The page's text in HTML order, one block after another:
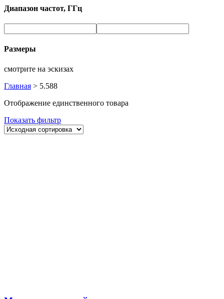
Диапазон частот, ГГц
Размеры
смотрите на эскизах
Главная > 5.588
Отображение единственного товара
Показать фильтр